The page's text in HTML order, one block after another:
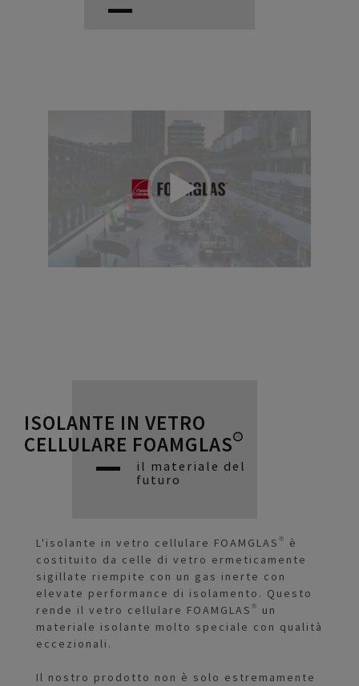
ISOLANTE IN VETRO
CELLULARE FOAMGLAS®
il materiale del
futuro
L'isolante in vetro cellulare FOAMGLAS® è
costituito da celle di vetro ermeticamente
sigillate riempite con un gas inerte con
elevate performance di isolamento. Questo
rende il vetro cellulare FOAMGLAS® un
materiale isolante molto speciale con qualità
eccezionali.
Il nostro prodotto non è solo estremamente